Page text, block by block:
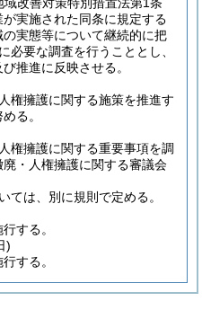
実施された同条に規定する
実態等について継続的に把
必要な調査を行うこととし、
推進に反映させる。
権擁護に関する施策を推進す
る。
権擁護に関する重要事項を調
・人権擁護に関する審議会
ては、別に規則で定める。
する。
)
する。